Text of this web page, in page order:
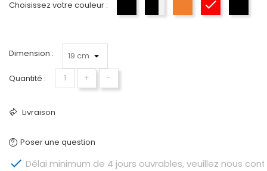
Choisissez votre couleur : Noir-ArgentOrange-Argent
Dimension :
Quantité : + −
Livraison
Poser une question
 Délai minimum de 4 jours ouvrables, veuillez nous